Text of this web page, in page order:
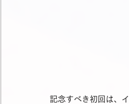
記念すべき初回は、